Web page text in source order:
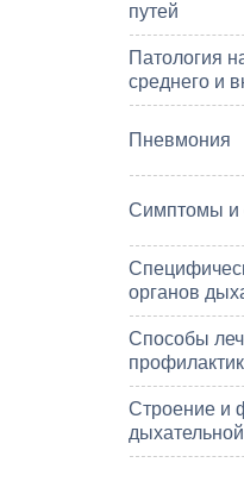
путей
Патология
среднего и
Пневмония
Симптомы и
органов
Способы
Строение и